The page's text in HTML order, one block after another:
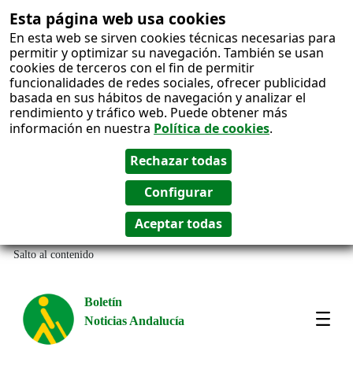
Esta página web usa cookies
En esta web se sirven cookies técnicas necesarias para
permitir y optimizar su navegación. También se usan
cookies de terceros con el fin de permitir
funcionalidades de redes sociales, ofrecer publicidad
basada en sus hábitos de navegación y analizar el
rendimiento y tráfico web. Puede obtener más
información en nuestra Política de cookies.
Salto al contenido
Boletín
Noticias Andalucía